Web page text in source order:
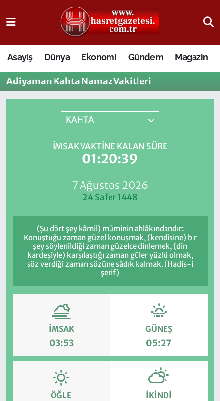
Asayiş Dünya Ekonomi Gündem Magazin
Adiyaman Kahta Namaz Vakitleri
KAHTA
İMSAK VAKTINE KALAN SÜRE
01:20:39
7 Ağustos 2026
24 Safer 1448
(Şu dört şey kâmil) müminin ahlâkındandır:
Konuştuğu zaman güzel konuşmak, (kendisine) bir
şey söylenildiği zaman güzelce dinlemek, (din
kardeşiyle) karşılaştığı zaman güler yüzlü olmak,
söz verdiği zaman sözüne sâdık kalmak. (Hadis-i
şerif)
İMSAK
03:53
GÜNEŞ
05:27
ÖĞLE İKINDI
Osmaniye Nöbetçi Eczaneler
Osmaniye Hava Durumu
Osmaniye Trafik Yoğunluk Haritası
Süper Lig Puan Durumu ve Fikstür
Son Dakika Haberleri
Haber Arşivi